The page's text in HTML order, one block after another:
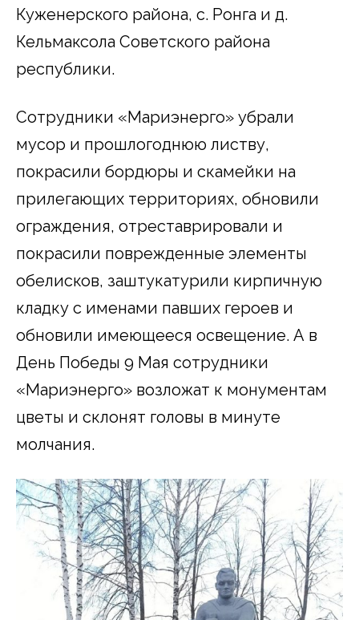
Куженерского района, с. Ронга и д.
Кельмаксола Советского района
республики.
Сотрудники «Мариэнерго» убрали
мусор и прошлогоднюю листву,
покрасили бордюры и скамейки на
прилегающих территориях, обновили
ограждения, отреставрировали и
покрасили поврежденные элементы
обелисков, заштукатурили кирпичную
кладку с именами павших героев и
обновили имеющееся освещение. А в
День Победы 9 Мая сотрудники
«Мариэнерго» возложат к монументам
цветы и склонят головы в минуте
молчания.